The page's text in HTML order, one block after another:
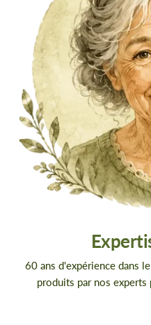
60 ans d'expérience dans
produits par nos